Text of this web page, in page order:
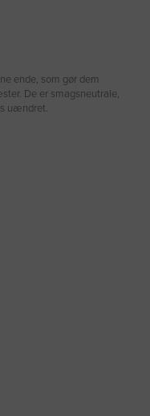
ende, som gør dem
De er smagsneutrale,
uændret.